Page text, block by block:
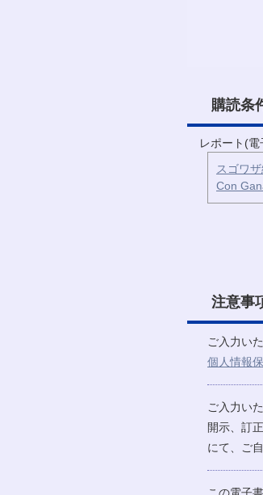
購読条
レポート(
スゴワ
Con
注意事
ご入力い
個人情報
ご入力い
開示、訂
にて、ご